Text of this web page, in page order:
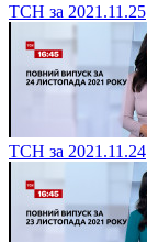
ТСН за 2021.11.25
ТСН за 2021.11.24